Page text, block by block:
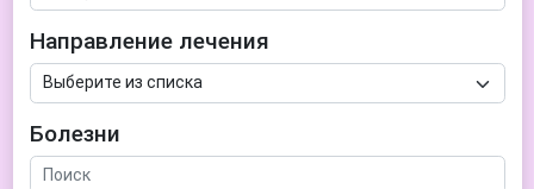
Направление лечения
Болезни